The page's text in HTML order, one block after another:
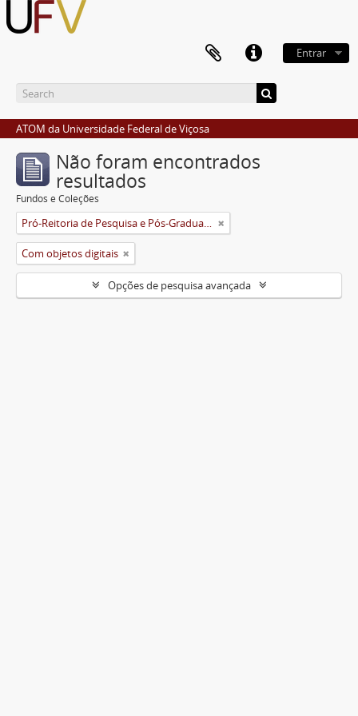
Entrar
ATOM da Universidade Federal de Viçosa
Não foram encontrados
resultados
Fundos e Coleções
Pró-Reitoria de Pesquisa e Pós-Graduação
Com objetos digitais
Opções de pesquisa avançada